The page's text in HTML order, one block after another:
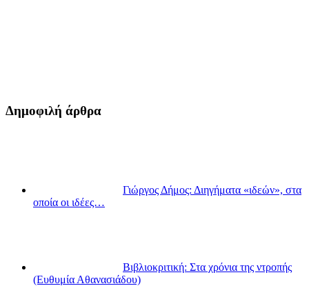
Δημοφιλή άρθρα
Γιώργος Δήμος: Διηγήματα «ιδεών», στα
οποία οι ιδέες…
Βιβλιοκριτική: Στα χρόνια της ντροπής
(Ευθυμία Αθανασιάδου)